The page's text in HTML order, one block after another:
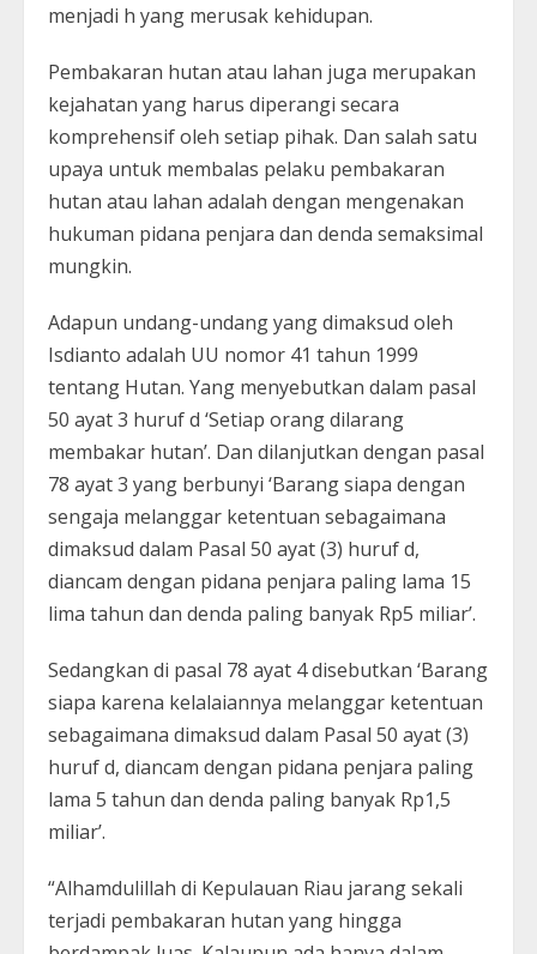
menjadi h yang merusak kehidupan.
Pembakaran hutan atau lahan juga merupakan
kejahatan yang harus diperangi secara
komprehensif oleh setiap pihak. Dan salah satu
upaya untuk membalas pelaku pembakaran
hutan atau lahan adalah dengan mengenakan
hukuman pidana penjara dan denda semaksimal
mungkin.
Adapun undang-undang yang dimaksud oleh
Isdianto adalah UU nomor 41 tahun 1999
tentang Hutan. Yang menyebutkan dalam pasal
50 ayat 3 huruf d ‘Setiap orang dilarang
membakar hutan’. Dan dilanjutkan dengan pasal
78 ayat 3 yang berbunyi ‘Barang siapa dengan
sengaja melanggar ketentuan sebagaimana
dimaksud dalam Pasal 50 ayat (3) huruf d,
diancam dengan pidana penjara paling lama 15
lima tahun dan denda paling banyak Rp5 miliar’.
Sedangkan di pasal 78 ayat 4 disebutkan ‘Barang
siapa karena kelalaiannya melanggar ketentuan
sebagaimana dimaksud dalam Pasal 50 ayat (3)
huruf d, diancam dengan pidana penjara paling
lama 5 tahun dan denda paling banyak Rp1,5
miliar’.
“Alhamdulillah di Kepulauan Riau jarang sekali
terjadi pembakaran hutan yang hingga